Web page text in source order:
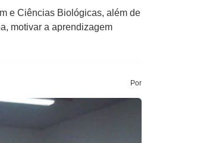
e Ciências Biológicas, além de
motivar a aprendizagem
Por